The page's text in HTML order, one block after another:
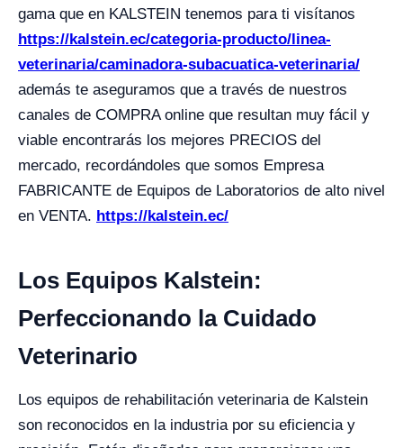
gama que en KALSTEIN tenemos para ti visítanos
https://kalstein.ec/categoria-producto/linea-
veterinaria/caminadora-subacuatica-veterinaria/
además te aseguramos que a través de nuestros
canales de COMPRA online que resultan muy fácil y
viable encontrarás los mejores PRECIOS del
mercado, recordándoles que somos Empresa
FABRICANTE de Equipos de Laboratorios de alto nivel
en VENTA. https://kalstein.ec/
Los Equipos Kalstein:
Perfeccionando la Cuidado
Veterinario
Los equipos de rehabilitación veterinaria de Kalstein
son reconocidos en la industria por su eficiencia y